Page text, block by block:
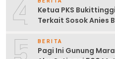
4
Ketua PKS
Terkait Sosok Anies
BERITA
Pagi Ini Gunung